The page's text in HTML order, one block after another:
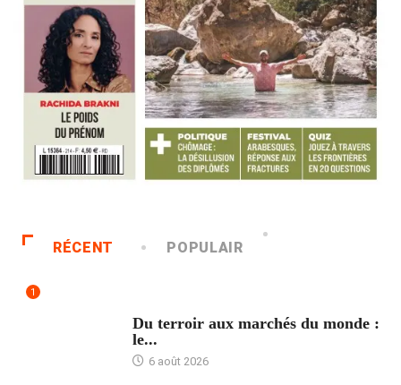
RÉCENT POPULAIR
1
Du terroir aux marchés du monde :
le...
6 août 2026